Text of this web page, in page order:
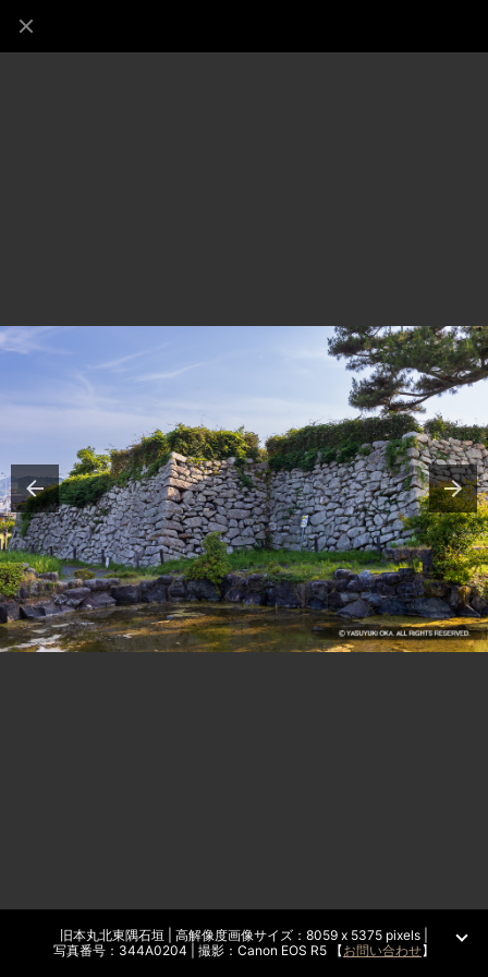
旧本丸北東隅石垣 | 高解像度画像サイズ：8059 x 5375 pixels |
写真番号：344A0204 | 撮影：Canon EOS R5 【お問い合わせ】